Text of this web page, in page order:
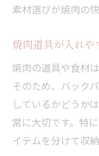
素材選びが焼肉の
焼肉道具が入れ
焼肉の道具や食材
そのため、バック
しているかどうか
常に大切です。特
イテムを分けて収